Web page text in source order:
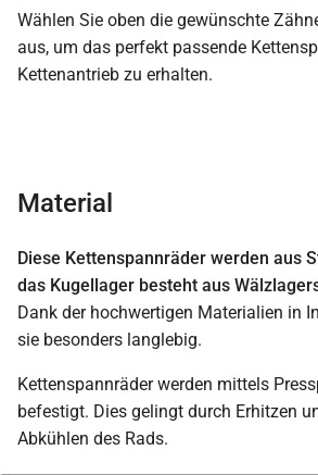
Wählen Sie oben die gewünschte
aus, um das perfekt passende
Kettenantrieb zu erhalten.
Material
Diese Kettenspannräder werden aus
das Kugellager besteht aus
Dank der hochwertigen Materialien in
sie besonders langlebig.
Kettenspannräder werden mittels
befestigt. Dies gelingt durch Erhitzen
Abkühlen des Rads.